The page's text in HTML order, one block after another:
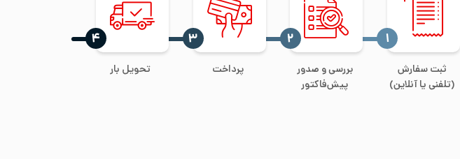
ثبت سفارش
(تلفنی یا آنلاین)
‍۱
بررسی و صدور
پیش‌فاکتور
‍۲
پرداخت
‍۳
تحویل بار
‍۴